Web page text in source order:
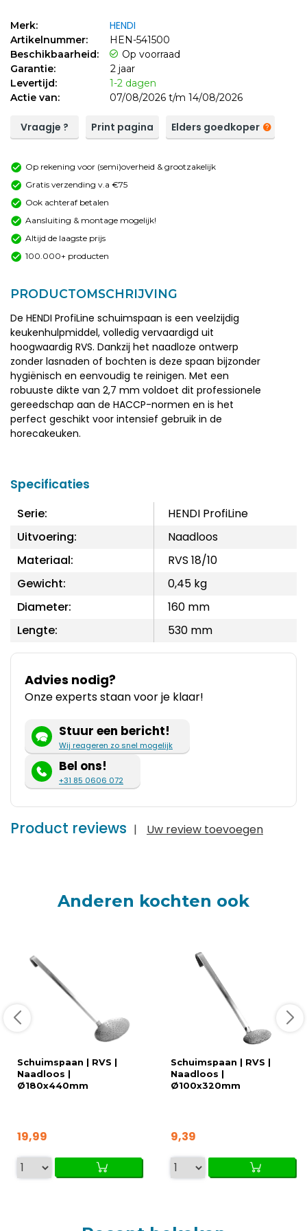
Merk: HENDI
Artikelnummer:
HEN-541500
Beschikbaarheid:
Op voorraad
Garantie:
2 jaar
Levertijd:
1-2 dagen
Actie van:
07/08/2026 t/m 14/08/2026
Vraagje ? Print pagina Elders goedkoper
Op rekening voor (semi)overheid & grootzakelijk
Gratis verzending v.a €75
Ook achteraf betalen
Aansluiting & montage mogelijk!
Altijd de laagste prijs
100.000+ producten
PRODUCTOMSCHRIJVING
De HENDI ProfiLine schuimspaan is een veelzijdig
keukenhulpmiddel, volledig vervaardigd uit
hoogwaardig RVS. Dankzij het naadloze ontwerp
zonder lasnaden of bochten is deze spaan bijzonder
hygiënisch en eenvoudig te reinigen. Met een
robuuste dikte van 2,7 mm voldoet dit professionele
gereedschap aan de HACCP-normen en is het
perfect geschikt voor intensief gebruik in de
horecakeuken.
Specificaties
Serie:
HENDI ProfiLine
Uitvoering:
Naadloos
Materiaal:
RVS 18/10
Gewicht:
0,45 kg
Diameter:
160 mm
Lengte:
530 mm
Advies nodig?
Onze experts staan voor je klaar!
Stuur een bericht!
Wij reageren zo snel mogelijk
Bel ons!
+31 85 0606 072
Product reviews | Uw review toevoegen
Anderen kochten ook
Schuimspaan | RVS |
Naadloos |
Ø180x440mm
19,99
Schuimspaan | RVS |
Naadloos |
Ø100x320mm
9,39